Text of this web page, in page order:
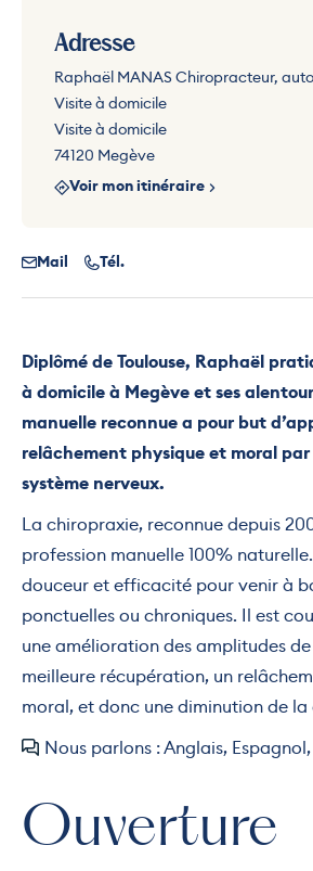
Diplômé de Toulouse, Raphaël
à domicile à Megève et ses
manuelle reconnue a pour but
relâchement physique et moral
système nerveux.
La chiropraxie, reconnue depuis
profession manuelle 100%
douceur et efficacité pour venir à
ponctuelles ou chroniques. Il est
une amélioration des amplitudes
meilleure récupération, un
moral, et donc une diminution de la
Nous parlons : Anglais,
Ouverture
Adresse
Raphaël MANAS Chiropracteur,
Visite à domicile
Visite à domicile
74120 Megève
Voir mon itinéraire
Mail Tél.